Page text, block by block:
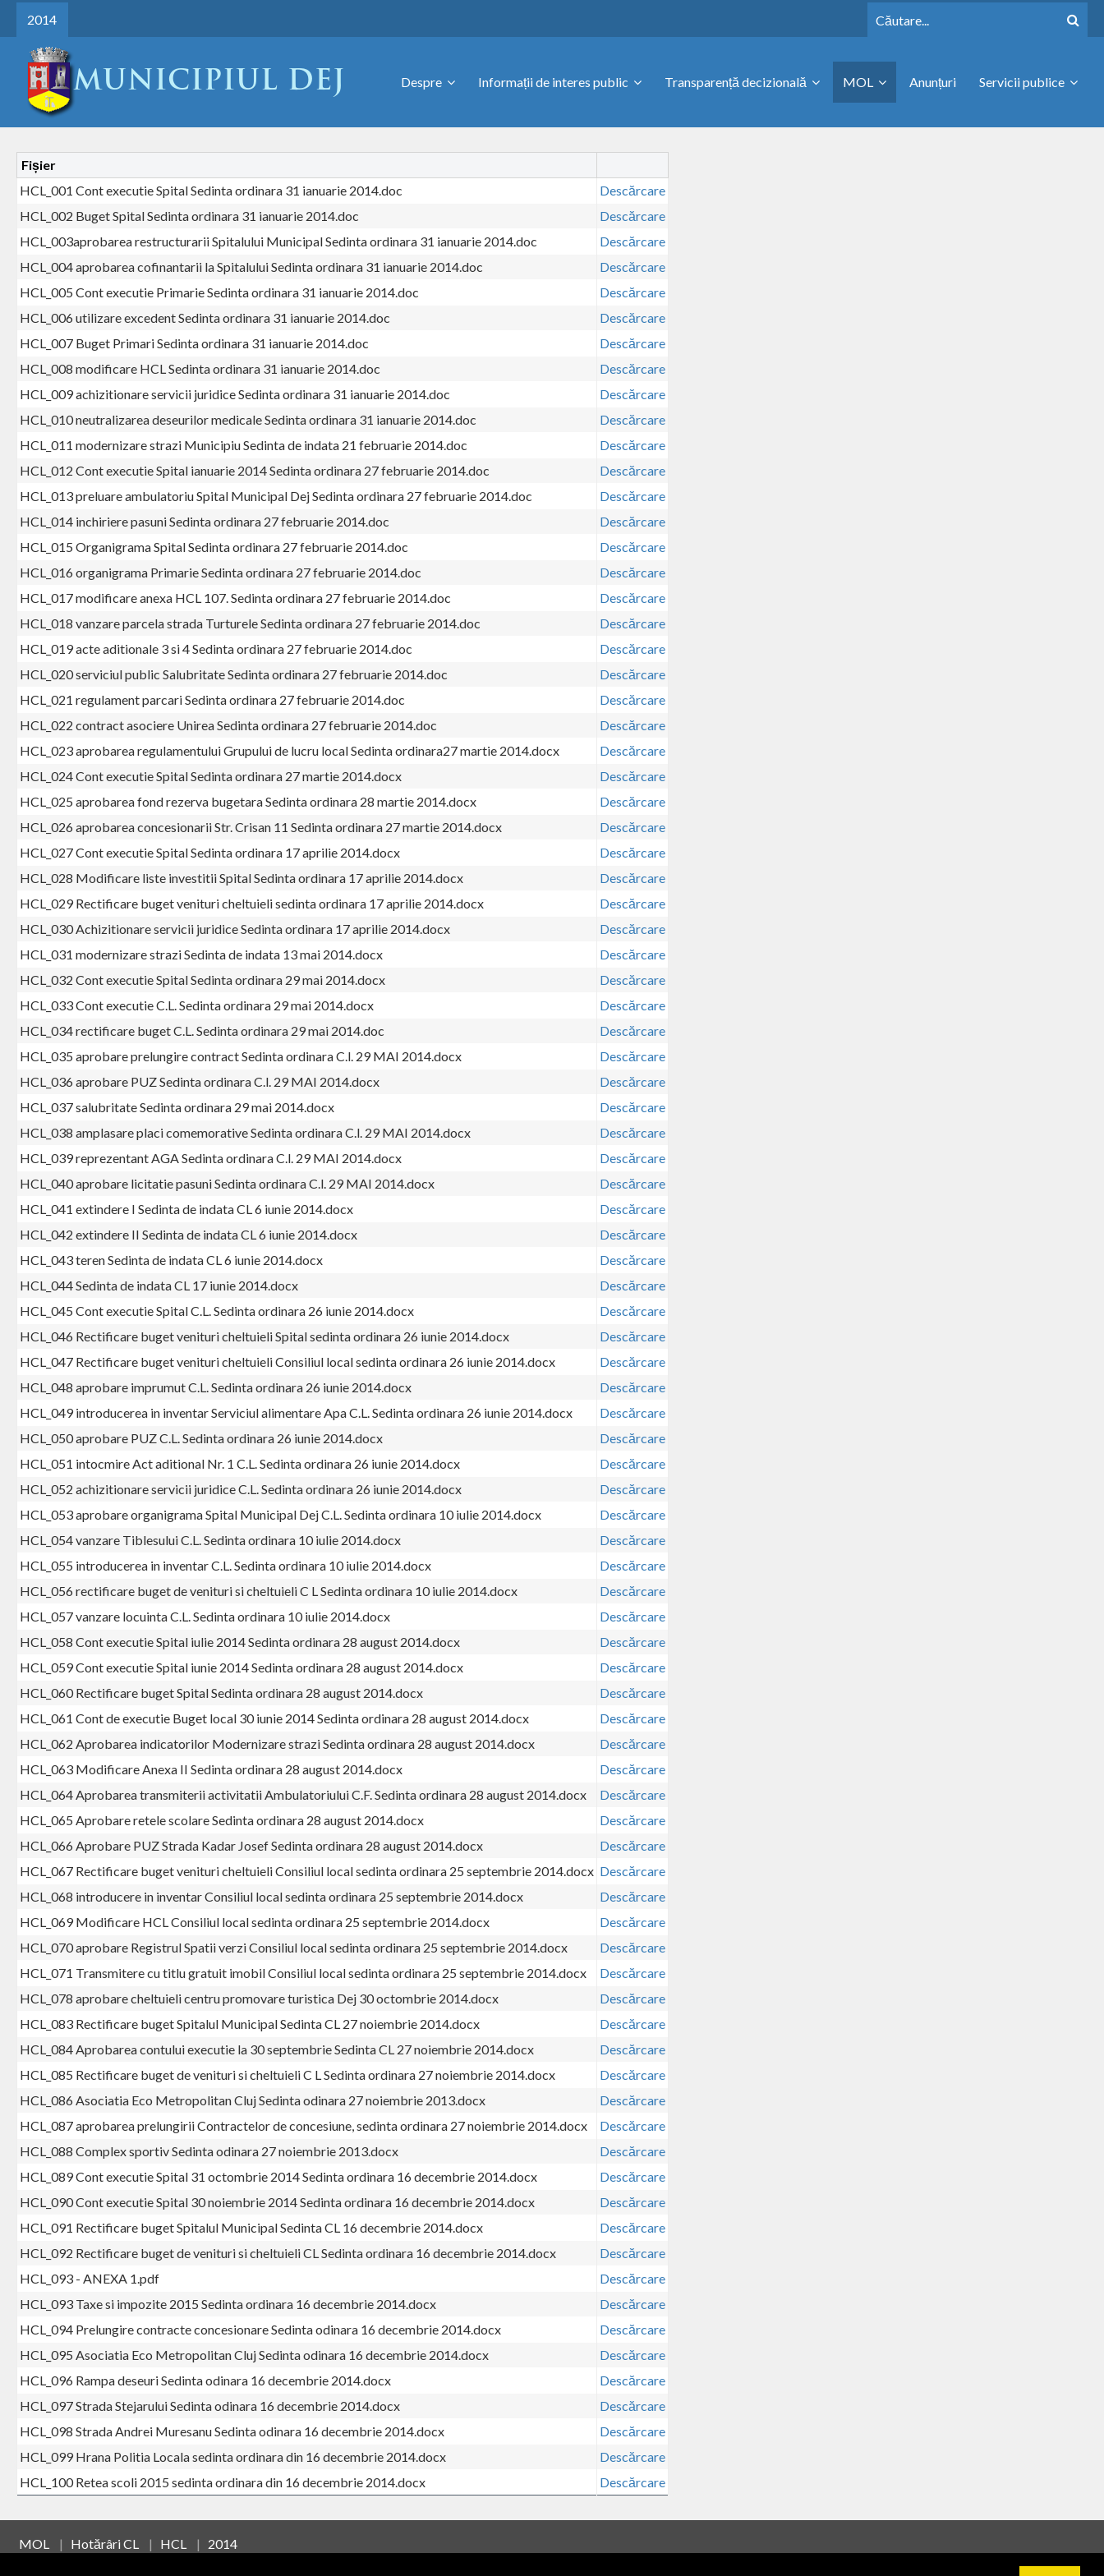
2014
Despre Informații de interes public Transparență decizională MOL Anunțuri Servicii publice
Fișier
HCL_001 Cont executie Spital Sedinta ordinara 31 ianuarie 2014.doc
Descărcare
HCL_002 Buget Spital Sedinta ordinara 31 ianuarie 2014.doc
Descărcare
HCL_003aprobarea restructurarii Spitalului Municipal Sedinta ordinara 31 ianuarie 2014.doc
Descărcare
HCL_004 aprobarea cofinantarii la Spitalului Sedinta ordinara 31 ianuarie 2014.doc
Descărcare
HCL_005 Cont executie Primarie Sedinta ordinara 31 ianuarie 2014.doc
Descărcare
HCL_006 utilizare excedent Sedinta ordinara 31 ianuarie 2014.doc
Descărcare
HCL_007 Buget Primari Sedinta ordinara 31 ianuarie 2014.doc
Descărcare
HCL_008 modificare HCL Sedinta ordinara 31 ianuarie 2014.doc
Descărcare
HCL_009 achizitionare servicii juridice Sedinta ordinara 31 ianuarie 2014.doc
Descărcare
HCL_010 neutralizarea deseurilor medicale Sedinta ordinara 31 ianuarie 2014.doc
Descărcare
HCL_011 modernizare strazi Municipiu Sedinta de indata 21 februarie 2014.doc
Descărcare
HCL_012 Cont executie Spital ianuarie 2014 Sedinta ordinara 27 februarie 2014.doc
Descărcare
HCL_013 preluare ambulatoriu Spital Municipal Dej Sedinta ordinara 27 februarie 2014.doc
Descărcare
HCL_014 inchiriere pasuni Sedinta ordinara 27 februarie 2014.doc
Descărcare
HCL_015 Organigrama Spital Sedinta ordinara 27 februarie 2014.doc
Descărcare
HCL_016 organigrama Primarie Sedinta ordinara 27 februarie 2014.doc
Descărcare
HCL_017 modificare anexa HCL 107. Sedinta ordinara 27 februarie 2014.doc
Descărcare
HCL_018 vanzare parcela strada Turturele Sedinta ordinara 27 februarie 2014.doc
Descărcare
HCL_019 acte aditionale 3 si 4 Sedinta ordinara 27 februarie 2014.doc
Descărcare
HCL_020 serviciul public Salubritate Sedinta ordinara 27 februarie 2014.doc
Descărcare
HCL_021 regulament parcari Sedinta ordinara 27 februarie 2014.doc
Descărcare
HCL_022 contract asociere Unirea Sedinta ordinara 27 februarie 2014.doc
Descărcare
HCL_023 aprobarea regulamentului Grupului de lucru local Sedinta ordinara27 martie 2014.docx
Descărcare
HCL_024 Cont executie Spital Sedinta ordinara 27 martie 2014.docx
Descărcare
HCL_025 aprobarea fond rezerva bugetara Sedinta ordinara 28 martie 2014.docx
Descărcare
HCL_026 aprobarea concesionarii Str. Crisan 11 Sedinta ordinara 27 martie 2014.docx
Descărcare
HCL_027 Cont executie Spital Sedinta ordinara 17 aprilie 2014.docx
Descărcare
HCL_028 Modificare liste investitii Spital Sedinta ordinara 17 aprilie 2014.docx
Descărcare
HCL_029 Rectificare buget venituri cheltuieli sedinta ordinara 17 aprilie 2014.docx
Descărcare
HCL_030 Achizitionare servicii juridice Sedinta ordinara 17 aprilie 2014.docx
Descărcare
HCL_031 modernizare strazi Sedinta de indata 13 mai 2014.docx
Descărcare
HCL_032 Cont executie Spital Sedinta ordinara 29 mai 2014.docx
Descărcare
HCL_033 Cont executie C.L. Sedinta ordinara 29 mai 2014.docx
Descărcare
HCL_034 rectificare buget C.L. Sedinta ordinara 29 mai 2014.doc
Descărcare
HCL_035 aprobare prelungire contract Sedinta ordinara C.l. 29 MAI 2014.docx
Descărcare
HCL_036 aprobare PUZ Sedinta ordinara C.l. 29 MAI 2014.docx
Descărcare
HCL_037 salubritate Sedinta ordinara 29 mai 2014.docx
Descărcare
HCL_038 amplasare placi comemorative Sedinta ordinara C.l. 29 MAI 2014.docx
Descărcare
HCL_039 reprezentant AGA Sedinta ordinara C.l. 29 MAI 2014.docx
Descărcare
HCL_040 aprobare licitatie pasuni Sedinta ordinara C.l. 29 MAI 2014.docx
Descărcare
HCL_041 extindere I Sedinta de indata CL 6 iunie 2014.docx
Descărcare
HCL_042 extindere II Sedinta de indata CL 6 iunie 2014.docx
Descărcare
HCL_043 teren Sedinta de indata CL 6 iunie 2014.docx
Descărcare
HCL_044 Sedinta de indata CL 17 iunie 2014.docx
Descărcare
HCL_045 Cont executie Spital C.L. Sedinta ordinara 26 iunie 2014.docx
Descărcare
HCL_046 Rectificare buget venituri cheltuieli Spital sedinta ordinara 26 iunie 2014.docx
Descărcare
HCL_047 Rectificare buget venituri cheltuieli Consiliul local sedinta ordinara 26 iunie 2014.docx
Descărcare
HCL_048 aprobare imprumut C.L. Sedinta ordinara 26 iunie 2014.docx
Descărcare
HCL_049 introducerea in inventar Serviciul alimentare Apa C.L. Sedinta ordinara 26 iunie 2014.docx
Descărcare
HCL_050 aprobare PUZ C.L. Sedinta ordinara 26 iunie 2014.docx
Descărcare
HCL_051 intocmire Act aditional Nr. 1 C.L. Sedinta ordinara 26 iunie 2014.docx
Descărcare
HCL_052 achizitionare servicii juridice C.L. Sedinta ordinara 26 iunie 2014.docx
Descărcare
HCL_053 aprobare organigrama Spital Municipal Dej C.L. Sedinta ordinara 10 iulie 2014.docx
Descărcare
HCL_054 vanzare Tiblesului C.L. Sedinta ordinara 10 iulie 2014.docx
Descărcare
HCL_055 introducerea in inventar C.L. Sedinta ordinara 10 iulie 2014.docx
Descărcare
HCL_056 rectificare buget de venituri si cheltuieli C L Sedinta ordinara 10 iulie 2014.docx
Descărcare
HCL_057 vanzare locuinta C.L. Sedinta ordinara 10 iulie 2014.docx
Descărcare
HCL_058 Cont executie Spital iulie 2014 Sedinta ordinara 28 august 2014.docx
Descărcare
HCL_059 Cont executie Spital iunie 2014 Sedinta ordinara 28 august 2014.docx
Descărcare
HCL_060 Rectificare buget Spital Sedinta ordinara 28 august 2014.docx
Descărcare
HCL_061 Cont de executie Buget local 30 iunie 2014 Sedinta ordinara 28 august 2014.docx
Descărcare
HCL_062 Aprobarea indicatorilor Modernizare strazi Sedinta ordinara 28 august 2014.docx
Descărcare
HCL_063 Modificare Anexa II Sedinta ordinara 28 august 2014.docx
Descărcare
HCL_064 Aprobarea transmiterii activitatii Ambulatoriului C.F. Sedinta ordinara 28 august 2014.docx
Descărcare
HCL_065 Aprobare retele scolare Sedinta ordinara 28 august 2014.docx
Descărcare
HCL_066 Aprobare PUZ Strada Kadar Josef Sedinta ordinara 28 august 2014.docx
Descărcare
HCL_067 Rectificare buget venituri cheltuieli Consiliul local sedinta ordinara 25 septembrie 2014.docx Descărcare
HCL_068 introducere in inventar Consiliul local sedinta ordinara 25 septembrie 2014.docx
Descărcare
HCL_069 Modificare HCL Consiliul local sedinta ordinara 25 septembrie 2014.docx
Descărcare
HCL_070 aprobare Registrul Spatii verzi Consiliul local sedinta ordinara 25 septembrie 2014.docx
Descărcare
HCL_071 Transmitere cu titlu gratuit imobil Consiliul local sedinta ordinara 25 septembrie 2014.docx
Descărcare
HCL_078 aprobare cheltuieli centru promovare turistica Dej 30 octombrie 2014.docx
Descărcare
HCL_083 Rectificare buget Spitalul Municipal Sedinta CL 27 noiembrie 2014.docx
Descărcare
HCL_084 Aprobarea contului executie la 30 septembrie Sedinta CL 27 noiembrie 2014.docx
Descărcare
HCL_085 Rectificare buget de venituri si cheltuieli C L Sedinta ordinara 27 noiembrie 2014.docx
Descărcare
HCL_086 Asociatia Eco Metropolitan Cluj Sedinta odinara 27 noiembrie 2013.docx
Descărcare
HCL_087 aprobarea prelungirii Contractelor de concesiune, sedinta ordinara 27 noiembrie 2014.docx
Descărcare
HCL_088 Complex sportiv Sedinta odinara 27 noiembrie 2013.docx
Descărcare
HCL_089 Cont executie Spital 31 octombrie 2014 Sedinta ordinara 16 decembrie 2014.docx
Descărcare
HCL_090 Cont executie Spital 30 noiembrie 2014 Sedinta ordinara 16 decembrie 2014.docx
Descărcare
HCL_091 Rectificare buget Spitalul Municipal Sedinta CL 16 decembrie 2014.docx
Descărcare
HCL_092 Rectificare buget de venituri si cheltuieli CL Sedinta ordinara 16 decembrie 2014.docx
Descărcare
HCL_093 - ANEXA 1.pdf
Descărcare
HCL_093 Taxe si impozite 2015 Sedinta ordinara 16 decembrie 2014.docx
Descărcare
HCL_094 Prelungire contracte concesionare Sedinta odinara 16 decembrie 2014.docx
Descărcare
HCL_095 Asociatia Eco Metropolitan Cluj Sedinta odinara 16 decembrie 2014.docx
Descărcare
HCL_096 Rampa deseuri Sedinta odinara 16 decembrie 2014.docx
Descărcare
HCL_097 Strada Stejarului Sedinta odinara 16 decembrie 2014.docx
Descărcare
HCL_098 Strada Andrei Muresanu Sedinta odinara 16 decembrie 2014.docx
Descărcare
HCL_099 Hrana Politia Locala sedinta ordinara din 16 decembrie 2014.docx
Descărcare
HCL_100 Retea scoli 2015 sedinta ordinara din 16 decembrie 2014.docx
Descărcare
MOL | Hotărâri CL | HCL | 2014